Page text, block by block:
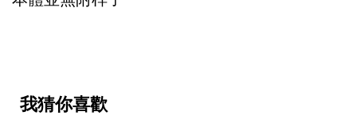
我猜你喜歡